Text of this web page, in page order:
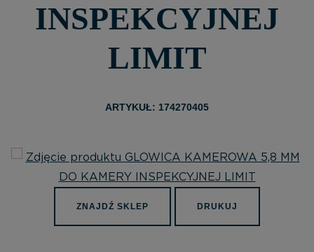
INSPEKCYJNEJ
LIMIT
ARTYKUŁ: 174270405
ZNAJDŹ SKLEP DRUKUJ